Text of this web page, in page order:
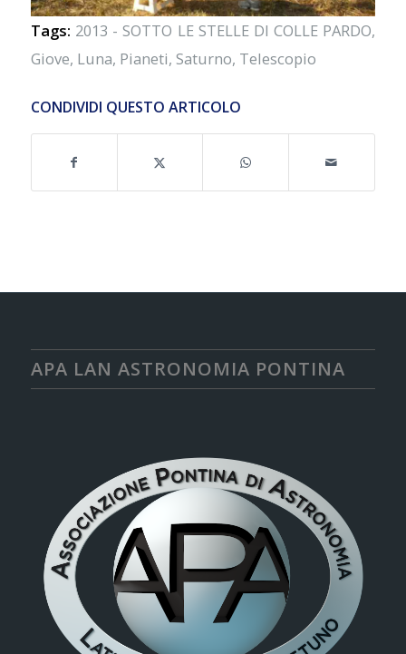
Tags: 2013 - SOTTO LE STELLE DI COLLE PARDO,
Giove, Luna, Pianeti, Saturno, Telescopio
CONDIVIDI QUESTO ARTICOLO
APA LAN ASTRONOMIA PONTINA